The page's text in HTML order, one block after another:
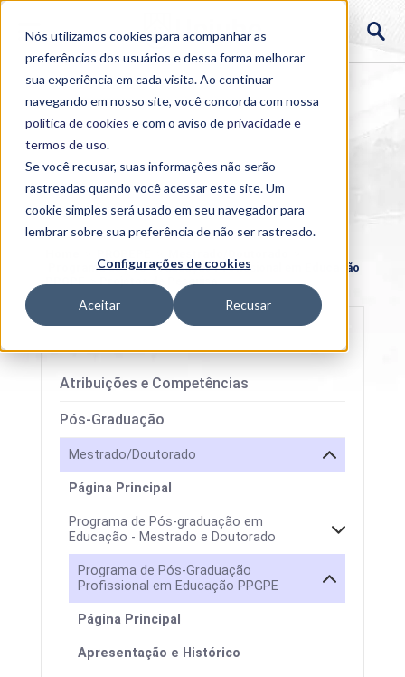
Nós utilizamos cookies para acompanhar as
preferências dos usuários e dessa forma melhorar
sua experiência em cada visita. Ao continuar
navegando em nosso site, você concorda com nossa
política de cookies e com o aviso deprivacidade e
termos de uso.
Se você recusar, suas informações não serão
rastreadas quando você acessar este site. Um
cookie simples será usado em seu navegador para
lembrar sobre sua preferência de não ser rastreado.
Configurações de cookies
Aceitar Recusar
Programa de Pós-Graduação Profissional em Educação
PPGPE >Projetos de Pesquisa
Atribuições e Competências
Pós-Graduação
Mestrado/Doutorado
Página Principal
Programa de Pós-graduação em
Educação - Mestrado e Doutorado
Programa de Pós-Graduação
Profissional em Educação PPGPE
Página Principal
Apresentação e Histórico